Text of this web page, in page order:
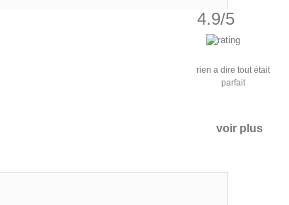
4.9/5
rien a dire tout était
parfait
voir plus